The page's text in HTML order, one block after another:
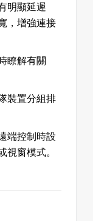
明顯延遲
，增強連接
瞭解有關
裝置分組排
端控制時設
窗模式。